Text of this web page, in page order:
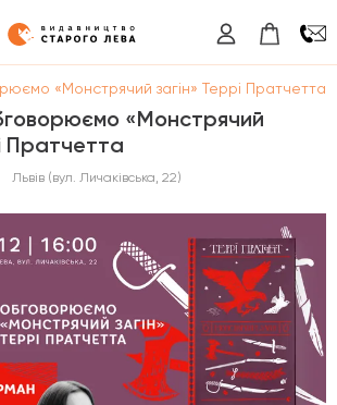
«Монстрячий загін» Террі Пратчетта
«Монстрячий
Пратчетта
Львів (вул. Личаківська, 22)